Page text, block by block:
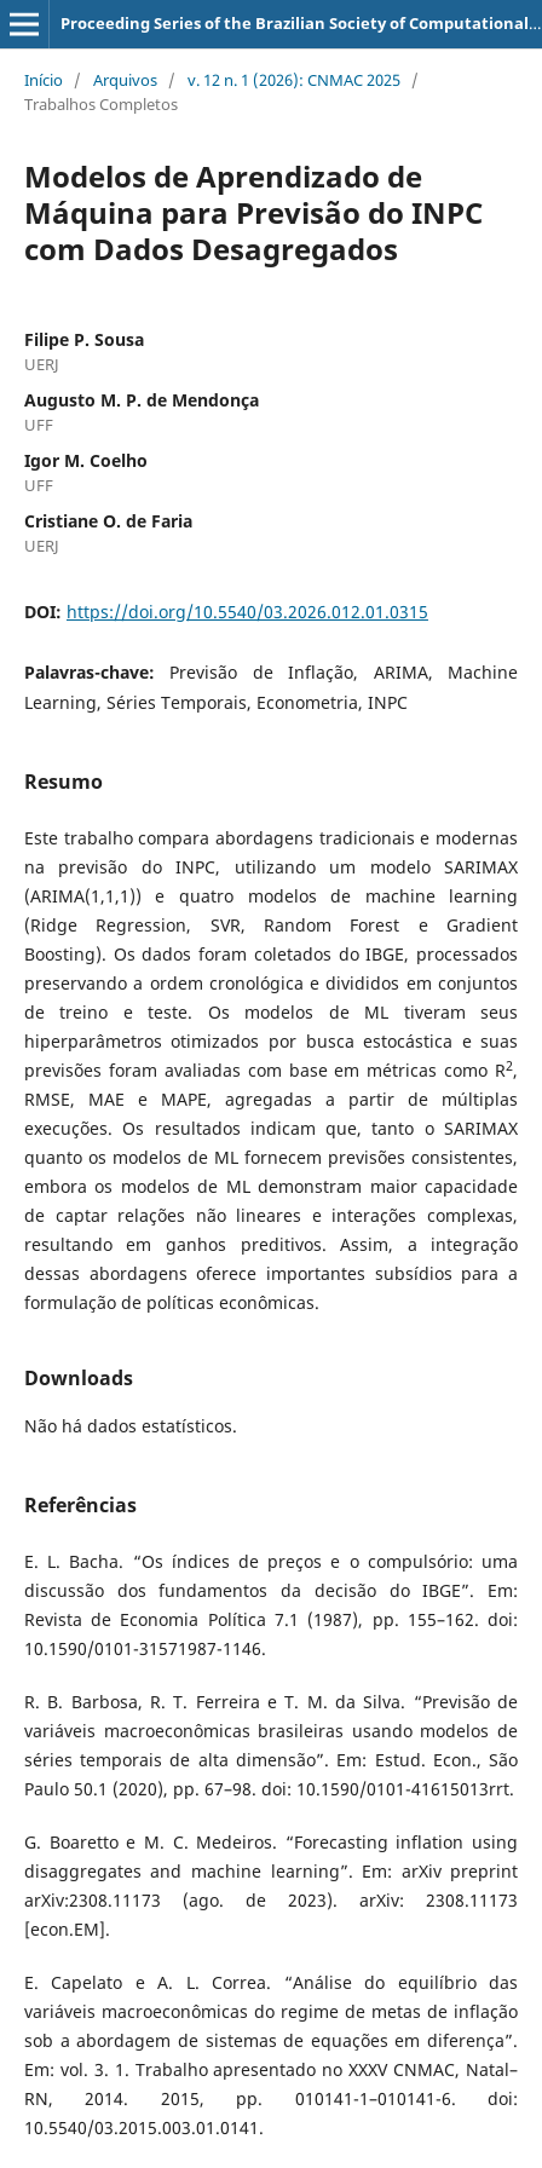
Proceeding Series of the Brazilian Society of Computational and Applied Mathematics
Início / Arquivos / v. 12 n. 1 (2026): CNMAC 2025 /
Trabalhos Completos
Modelos de Aprendizado de
Máquina para Previsão do INPC
com Dados Desagregados
Filipe P. Sousa
UERJ
Augusto M. P. de Mendonça
UFF
Igor M. Coelho
UFF
Cristiane O. de Faria
UERJ
DOI: https://doi.org/10.5540/03.2026.012.01.0315
Palavras-chave: Previsão de Inflação, ARIMA, Machine
Learning, Séries Temporais, Econometria, INPC
Resumo
Este trabalho compara abordagens tradicionais e modernas
na previsão do INPC, utilizando um modelo SARIMAX
(ARIMA(1,1,1)) e quatro modelos de machine learning
(Ridge Regression, SVR, Random Forest e Gradient
Boosting). Os dados foram coletados do IBGE, processados
preservando a ordem cronológica e divididos em conjuntos
de treino e teste. Os modelos de ML tiveram seus
hiperparâmetros otimizados por busca estocástica e suas
previsões foram avaliadas com base em métricas como R2,
RMSE, MAE e MAPE, agregadas a partir de múltiplas
execuções. Os resultados indicam que, tanto o SARIMAX
quanto os modelos de ML fornecem previsões consistentes,
embora os modelos de ML demonstram maior capacidade
de captar relações não lineares e interações complexas,
resultando em ganhos preditivos. Assim, a integração
dessas abordagens oferece importantes subsídios para a
formulação de políticas econômicas.
Downloads
Não há dados estatísticos.
Referências
E. L. Bacha. “Os índices de preços e o compulsório: uma
discussão dos fundamentos da decisão do IBGE”. Em:
Revista de Economia Política 7.1 (1987), pp. 155–162. doi:
10.1590/0101-31571987-1146.
R. B. Barbosa, R. T. Ferreira e T. M. da Silva. “Previsão de
variáveis macroeconômicas brasileiras usando modelos de
séries temporais de alta dimensão”. Em: Estud. Econ., São
Paulo 50.1 (2020), pp. 67–98. doi: 10.1590/0101-41615013rrt.
G. Boaretto e M. C. Medeiros. “Forecasting inflation using
disaggregates and machine learning”. Em: arXiv preprint
arXiv:2308.11173 (ago. de 2023). arXiv: 2308.11173
[econ.EM].
E. Capelato e A. L. Correa. “Análise do equilíbrio das
variáveis macroeconômicas do regime de metas de inflação
sob a abordagem de sistemas de equações em diferença”.
Em: vol. 3. 1. Trabalho apresentado no XXXV CNMAC, Natal–
RN, 2014. 2015, pp. 010141-1–010141-6. doi:
10.5540/03.2015.003.01.0141.